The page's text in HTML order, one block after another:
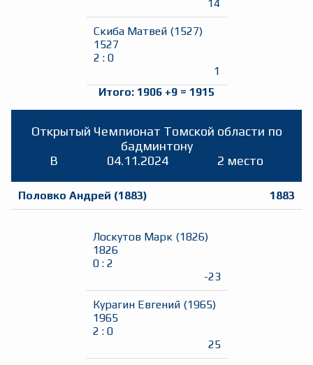
14
Скиба Матвей (1527)
1527
2 : 0
1
Итого: 1906 +9 = 1915
Открытый Чемпионат Томской области по
бадминтону
B
04.11.2024 2 место
Половко Андрей (1883) 1883
Лоскутов Марк (1826)
1826
0: 2
-23
Курагин Евгений (1965)
1965
2 : 0
25